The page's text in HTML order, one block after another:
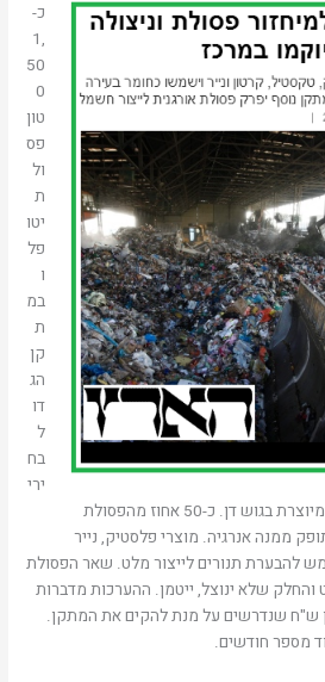
כ-
1,
50
0
טון
פס
ול
ת
יטו
פל
ו
במ
ת
קן
הג
דו
ל
בח
ירי
יה – מדובר בחצי מהכמות שמיוצרת בגוש דן. כ-50 אחוז מהפסולת
ממנה אנרגיה. מוצרי פלסטיק, נייר
להבערת תנורים לייצור מלט. שאר הפסולת
והחלק שלא ינוצל, ייטמן. ההערכות מדברות
של כ-300 מיליון ש"ח שנדרשים על מנת להקים את המתקן.
מספר חודשים.